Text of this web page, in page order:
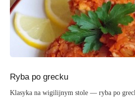
Ryba po grecku
Klasyka na wigilijnym stole — ryba po